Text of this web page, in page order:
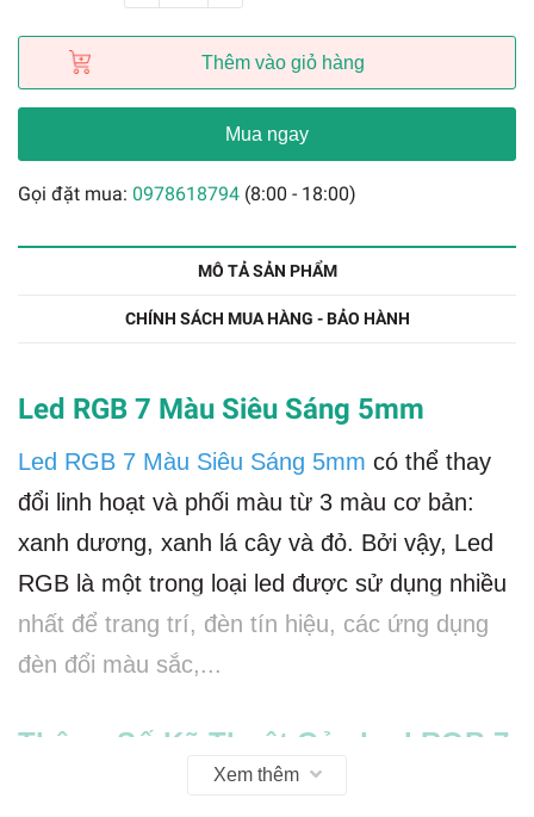
Thêm vào giỏ hàng
Mua ngay
Gọi đặt mua: 0978618794 (8:00 - 18:00)
MÔ TẢ SẢN PHẨM
CHÍNH SÁCH MUA HÀNG - BẢO HÀNH
Led RGB 7 Màu Siêu Sáng 5mm
Led RGB 7 Màu Siêu Sáng 5mm có thể thay
đổi linh hoạt và phối màu từ 3 màu cơ bản:
xanh dương, xanh lá cây và đỏ. Bởi vậy, Led
RGB là một trong loại led được sử dụng nhiều
nhất để trang trí, đèn tín hiệu, các ứng dụng
đèn đổi màu sắc,...
Thông Số Kỹ Thuật Của Led RGB 7
Xem thêm